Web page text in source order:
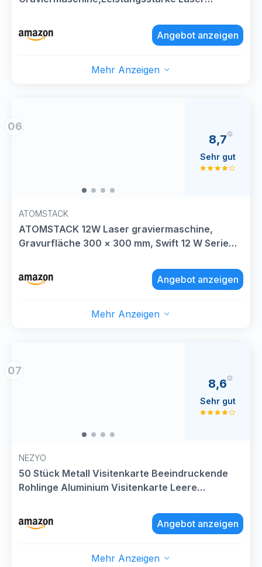
Mm,10000mm/min, 0,01mm PräZision, Profi
Laser Cutter für Produktion & Business,Kein
Angebot anzeigen
Mehr Anzeigen
06
ATOMSTACK
ATOMSTACK 12W Laser graviermaschine,
Gravurfläche 300 × 300 mm, Swift 12 W Serie
Cutter für Holz und dunkles Acryl, Leder
(Schwarz, Swift 12W)
8,7
Sehr gut
Angebot anzeigen
Mehr Anzeigen
07
NEZYO
50 Stück Metall Visitenkarte Beeindruckende
Rohlinge Aluminium Visitenkarte Leere
Visitenkarte Dicke Blanko Karte für DIY
Geschenkkarten
8,6
Sehr gut
Angebot anzeigen
Mehr Anzeigen